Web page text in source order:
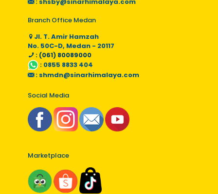
Branch Office Medan
Jl. T. Amir Hamzah
No. 50C-D, Medan - 20117
: (061) 80089000
: 0855 8833 404
: shmdn@sinarhimalaya.com
Social Media
Marketplace